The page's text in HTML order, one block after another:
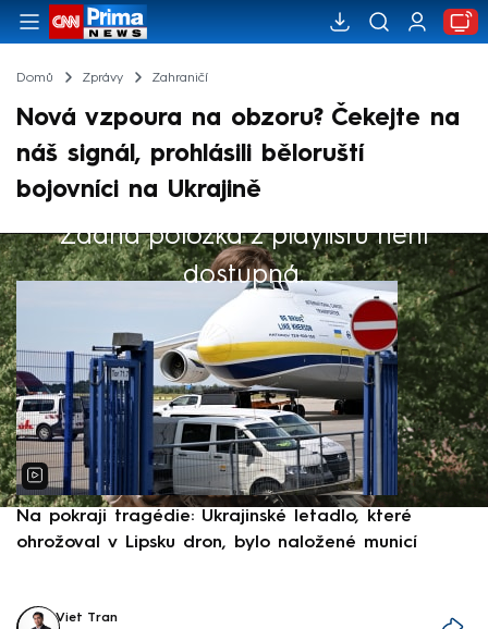
Domů Zprávy Zahraničí
Nová vzpoura na obzoru? Čekejte na
náš signál, prohlásili běloruští
bojovníci na Ukrajině
Žádná položka z playlistu není
dostupná.
Výběr redakce
Na pokraji tragédie: Ukrajinské letadlo, které
ohrožoval v Lipsku dron, bylo naložené municí
Viet Tran